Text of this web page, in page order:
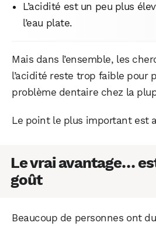
L’acidité est un peu plus
l’eau plate.
Mais dans l’ensemble, les
l’acidité reste trop faible pour
problème dentaire chez la
Le point le plus important est
Le vrai avantage…
goût
Beaucoup de personnes ont